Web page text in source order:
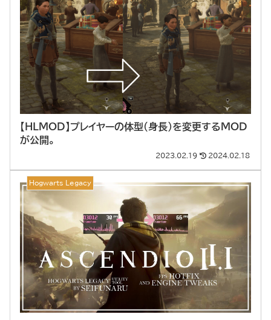
【HLMOD】プレイヤーの体型（身長）を変更するMOD
が公開。
2023.02.19 2024.02.18
Hogwarts Legacy